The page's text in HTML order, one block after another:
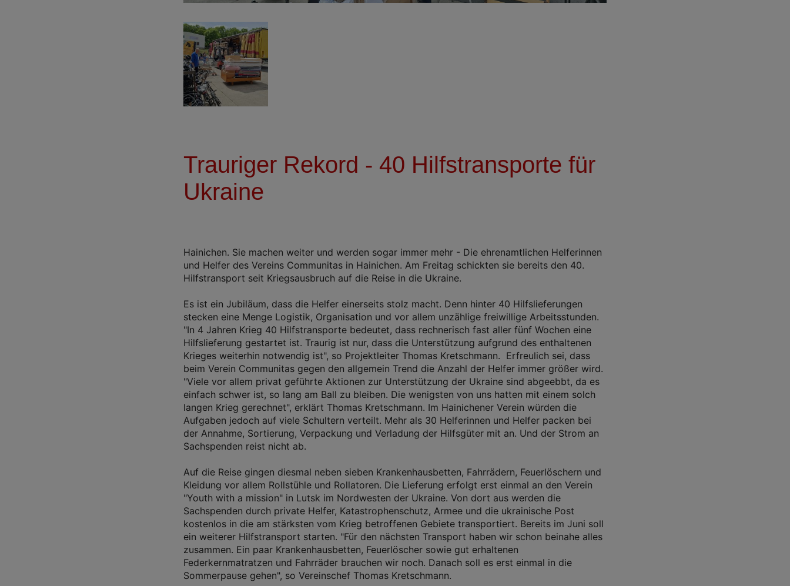
Trauriger Rekord - 40 Hilfstransporte für
Ukraine
Hainichen. Sie machen weiter und werden sogar immer mehr - Die ehrenamtlichen Helferinnen
und Helfer des Vereins Communitas in Hainichen. Am Freitag schickten sie bereits den 40.
Hilfstransport seit Kriegsausbruch auf die Reise in die Ukraine.
Es ist ein Jubiläum, dass die Helfer einerseits stolz macht. Denn hinter 40 Hilfslieferungen
stecken eine Menge Logistik, Organisation und vor allem unzählige freiwillige Arbeitsstunden.
"In 4 Jahren Krieg 40 Hilfstransporte bedeutet, dass rechnerisch fast aller fünf Wochen eine
Hilfslieferung gestartet ist. Traurig ist nur, dass die Unterstützung aufgrund des enthaltenen
Krieges weiterhin notwendig ist", so Projektleiter Thomas Kretschmann. Erfreulich sei, dass
beim Verein Communitas gegen den allgemein Trend die Anzahl der Helfer immer größer wird.
"Viele vor allem privat geführte Aktionen zur Unterstützung der Ukraine sind abgeebbt, da es
einfach schwer ist, so lang am Ball zu bleiben. Die wenigsten von uns hatten mit einem solch
langen Krieg gerechnet", erklärt Thomas Kretschmann. Im Hainichener Verein würden die
Aufgaben jedoch auf viele Schultern verteilt. Mehr als 30 Helferinnen und Helfer packen bei
der Annahme, Sortierung, Verpackung und Verladung der Hilfsgüter mit an. Und der Strom an
Sachspenden reist nicht ab.
Auf die Reise gingen diesmal neben sieben Krankenhausbetten, Fahrrädern, Feuerlöschern und
Kleidung vor allem Rollstühle und Rollatoren. Die Lieferung erfolgt erst einmal an den Verein
"Youth with a mission" in Lutsk im Nordwesten der Ukraine. Von dort aus werden die
Sachspenden durch private Helfer, Katastrophenschutz, Armee und die ukrainische Post
kostenlos in die am stärksten vom Krieg betroffenen Gebiete transportiert. Bereits im Juni soll
ein weiterer Hilfstransport starten. "Für den nächsten Transport haben wir schon beinahe alles
zusammen. Ein paar Krankenhausbetten, Feuerlöscher sowie gut erhaltenen
Federkernmatratzen und Fahrräder brauchen wir noch. Danach soll es erst einmal in die
Sommerpause gehen", so Vereinschef Thomas Kretschmann.